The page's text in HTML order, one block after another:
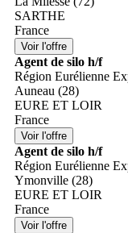
SARTHE
France
Agent de silo h/f
Région Eurélienne
Auneau (28)
EURE ET LOIR
France
Agent de silo h/f
Région Eurélienne
Ymonville (28)
EURE ET LOIR
France